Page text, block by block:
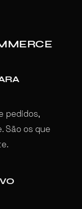
pedidos,
São os que